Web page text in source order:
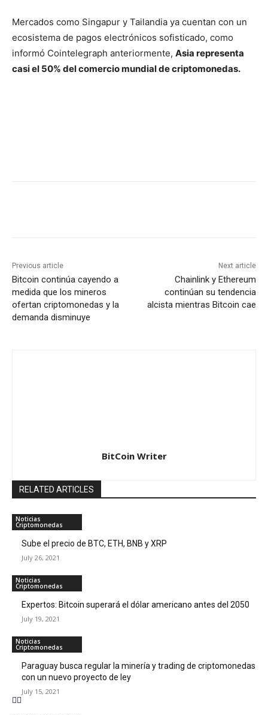
Mercados como Singapur y Tailandia ya cuentan con un
ecosistema de pagos electrónicos sofisticado, como
informó Cointelegraph anteriormente, Asia representa
casi el 50% del comercio mundial de criptomonedas.
Previous article
Bitcoin continúa cayendo a
medida que los mineros
ofertan criptomonedas y la
demanda disminuye
Next article
Chainlink y Ethereum
continúan su tendencia
alcista mientras Bitcoin cae
BitCoin Writer
RELATED ARTICLES
Noticias
Criptomonedas
Sube el precio de BTC, ETH, BNB y XRP
July 26, 2021
Noticias
Criptomonedas
Expertos: Bitcoin superará el dólar americano antes del 2050
July 19, 2021
Noticias
Criptomonedas
Paraguay busca regular la minería y trading de criptomonedas
con un nuevo proyecto de ley
July 15, 2021